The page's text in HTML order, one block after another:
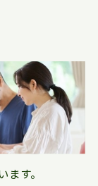
す。